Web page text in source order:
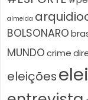
almeida
BOLSONARO
MUNDO crime
eleições